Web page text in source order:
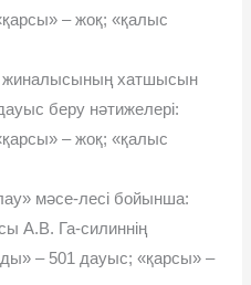
– жоқ; «қалыс
жиналысының хатшысын
беру нəтижелері:
– жоқ; «қалыс
мəсе-лесі бойынша:
А.В. Га-силиннің
– 501 дауыс; «қарсы» –